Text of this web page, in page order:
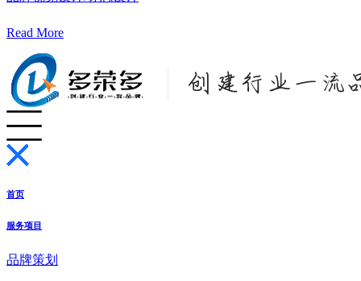
Read More
首页
服务项目
品牌策划